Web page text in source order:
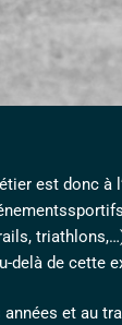
est donc à
delà de cette
années et au